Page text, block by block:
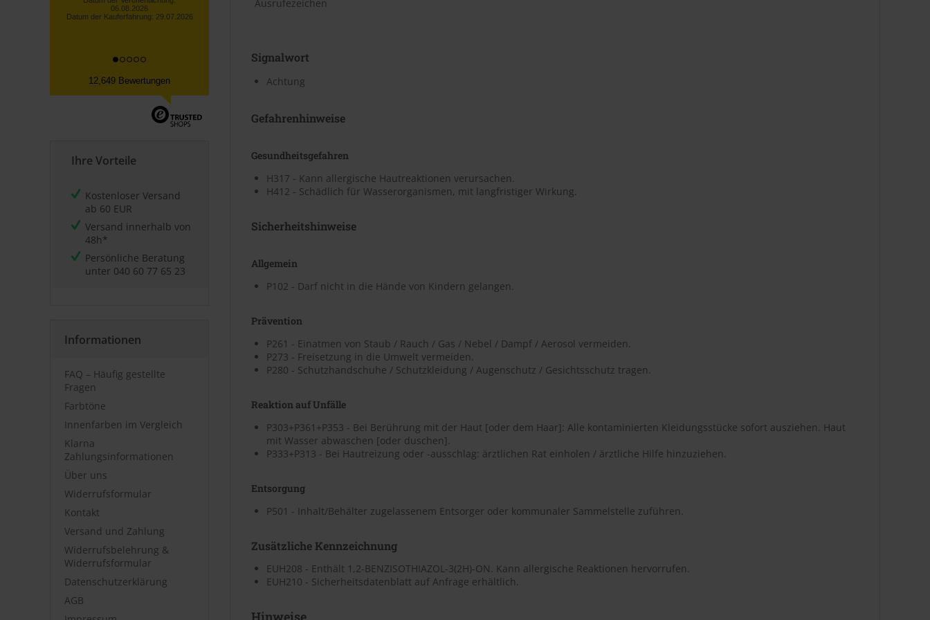
06.08.2026
Datum der Kauferfahrung: 29.07.2026
12,649 Bewertungen
Ihre Vorteile
Kostenloser Versand
ab 60 EUR
Versand innerhalb von
48h*
Persönliche Beratung
unter 040 60 77 65 23
Informationen
FAQ – Häufig gestellte
Fragen
Farbtöne
Innenfarben im Vergleich
Klarna
Zahlungsinformationen
Über uns
Widerrufsformular
Kontakt
Versand und Zahlung
Widerrufsbelehrung &
Widerrufsformular
Datenschutzerklärung
AGB
Ausrufezeichen
Signalwort
Achtung
Gefahrenhinweise
Gesundheitsgefahren
H317 - Kann allergische Hautreaktionen verursachen.
H412 - Schädlich für Wasserorganismen, mit langfristiger Wirkung.
Sicherheitshinweise
Allgemein
P102 - Darf nicht in die Hände von Kindern gelangen.
Prävention
P261 - Einatmen von Staub / Rauch / Gas / Nebel / Dampf / Aerosol vermeiden.
P273 - Freisetzung in die Umwelt vermeiden.
P280 - Schutzhandschuhe / Schutzkleidung / Augenschutz / Gesichtsschutz tragen.
Reaktion auf Unfälle
P303+P361+P353 - Bei Berührung mit der Haut [oder dem Haar]: Alle kontaminierten Kleidungsstücke sofort ausziehen. Haut
mit Wasser abwaschen [oder duschen].
P333+P313 - Bei Hautreizung oder -ausschlag: ärztlichen Rat einholen / ärztliche Hilfe hinzuziehen.
Entsorgung
P501 - Inhalt/Behälter zugelassenem Entsorger oder kommunaler Sammelstelle zuführen.
Zusätzliche Kennzeichnung
EUH208 - Enthält 1,2-BENZISOTHIAZOL-3(2H)-ON. Kann allergische Reaktionen hervorrufen.
EUH210 - Sicherheitsdatenblatt auf Anfrage erhältlich.
Hinweise